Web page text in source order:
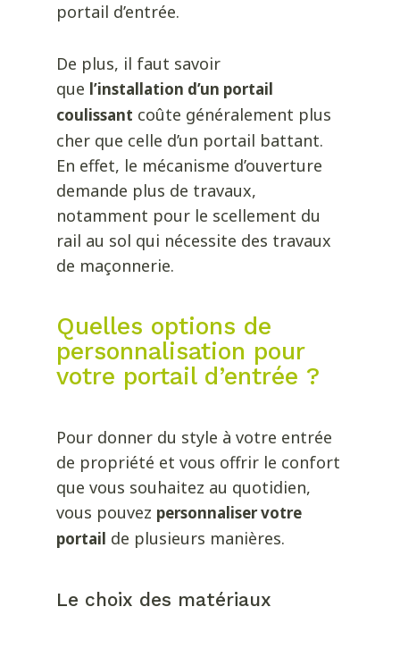
portail d’entrée.
De plus, il faut savoir
que l’installation d’un portail
coulissant coûte généralement plus
cher que celle d’un portail battant.
En effet, le mécanisme d’ouverture
demande plus de travaux,
notamment pour le scellement du
rail au sol qui nécessite des travaux
de maçonnerie.
Quelles options de
personnalisation pour
votre portail d’entrée ?
Pour donner du style à votre entrée
de propriété et vous offrir le confort
que vous souhaitez au quotidien,
vous pouvez personnaliser votre
portail de plusieurs manières.
Le choix des matériaux